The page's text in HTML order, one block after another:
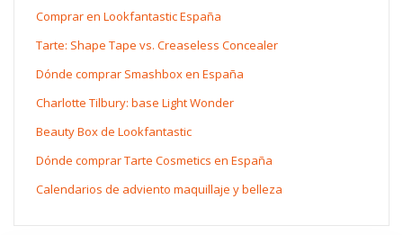
Comprar en Lookfantastic España
Tarte: Shape Tape vs. Creaseless Concealer
Dónde comprar Smashbox en España
Charlotte Tilbury: base Light Wonder
Beauty Box de Lookfantastic
Dónde comprar Tarte Cosmetics en España
Calendarios de adviento maquillaje y belleza